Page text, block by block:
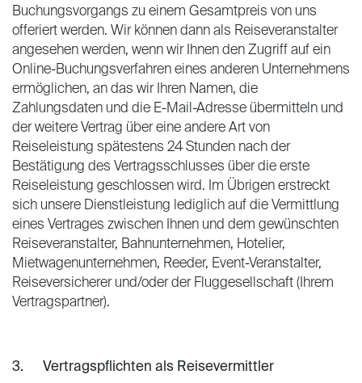
Buchungsvorgangs zu einem Gesamtpreis von uns
offeriert werden. Wir können dann als Reiseveranstalter
angesehen werden, wenn wir Ihnen den Zugriff auf ein
Online-Buchungsverfahren eines anderen Unternehmens
ermöglichen, an das wir Ihren Namen, die
Zahlungsdaten und die E-Mail-Adresse übermitteln und
der weitere Vertrag über eine andere Art von
Reiseleistung spätestens 24 Stunden nach der
Bestätigung des Vertragsschlusses über die erste
Reiseleistung geschlossen wird. Im Übrigen erstreckt
sich unsere Dienstleistung lediglich auf die Vermittlung
eines Vertrages zwischen Ihnen und dem gewünschten
Reiseveranstalter, Bahnunternehmen, Hotelier,
Mietwagenunternehmen, Reeder, Event-Veranstalter,
Reiseversicherer und/oder der Fluggesellschaft (Ihrem
Vertragspartner).
3. Vertragspflichten als Reisevermittler